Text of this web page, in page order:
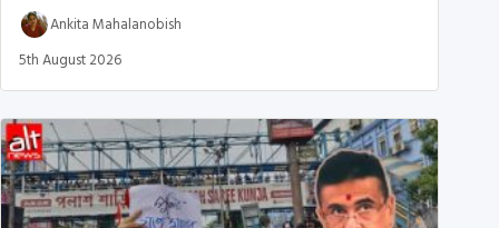
Ankita Mahalanobish
5th August 2026